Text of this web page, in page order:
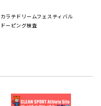
カラテドリームフェスティバル
ドーピング検査